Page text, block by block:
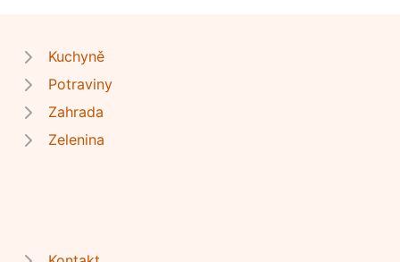
Kuchyně
Potraviny
Zahrada
Zelenina